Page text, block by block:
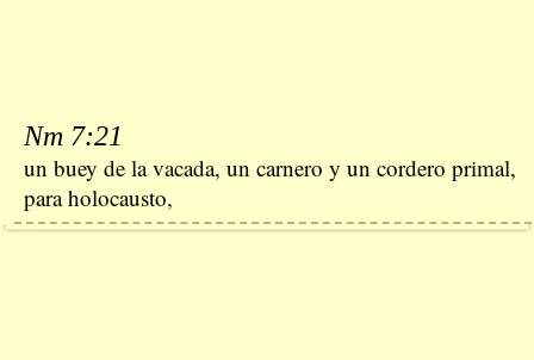
Nm 7:21
un buey de la vacada, un carnero y un cordero primal,
para holocausto,